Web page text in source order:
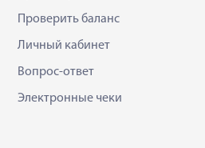
Проверить баланс
Личный кабинет
Вопрос-ответ
Электронные чеки